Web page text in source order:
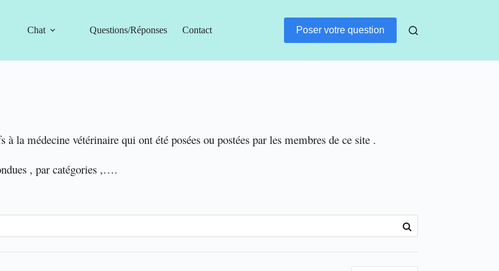
Chat Questions/Réponses Contact Poser votre question
la médecine vétérinaire qui ont été posées ou postées par les membres de ce site .
, par catégories ,….